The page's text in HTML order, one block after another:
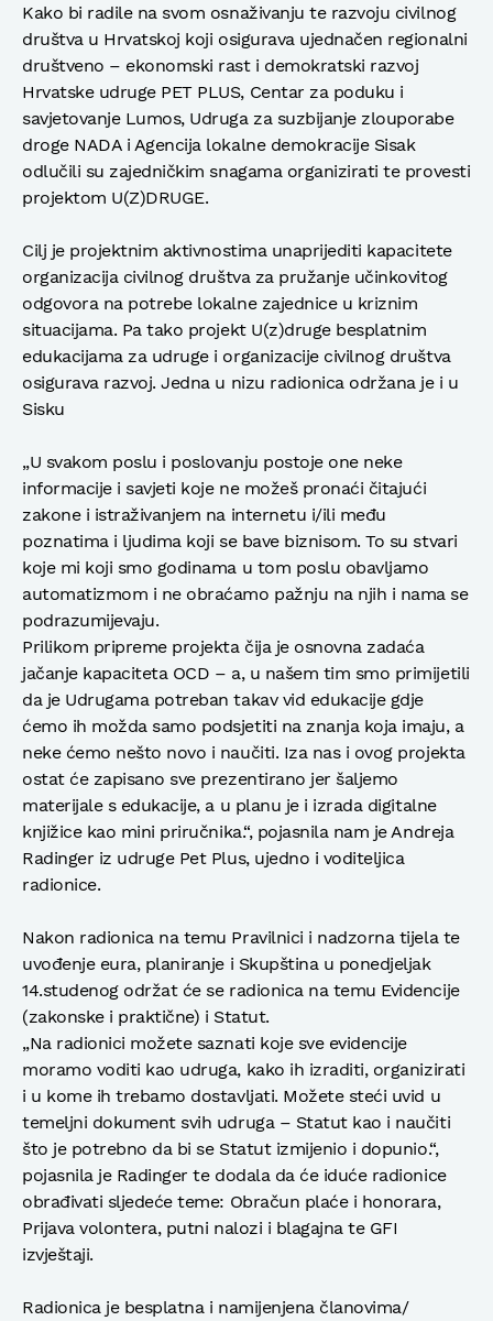
Kako bi radile na svom osnaživanju te razvoju civilnog
društva u Hrvatskoj koji osigurava ujednačen regionalni
društveno – ekonomski rast i demokratski razvoj
Hrvatske udruge PET PLUS, Centar za poduku i
savjetovanje Lumos, Udruga za suzbijanje zlouporabe
droge NADA i Agencija lokalne demokracije Sisak
odlučili su zajedničkim snagama organizirati te provesti
projektom U(Z)DRUGE.
Cilj je projektnim aktivnostima unaprijediti kapacitete
organizacija civilnog društva za pružanje učinkovitog
odgovora na potrebe lokalne zajednice u kriznim
situacijama. Pa tako projekt U(z)druge besplatnim
edukacijama za udruge i organizacije civilnog društva
osigurava razvoj. Jedna u nizu radionica održana je i u
Sisku
„U svakom poslu i poslovanju postoje one neke
informacije i savjeti koje ne možeš pronaći čitajući
zakone i istraživanjem na internetu i/ili među
poznatima i ljudima koji se bave biznisom. To su stvari
koje mi koji smo godinama u tom poslu obavljamo
automatizmom i ne obraćamo pažnju na njih i nama se
podrazumijevaju.
Prilikom pripreme projekta čija je osnovna zadaća
jačanje kapaciteta OCD – a, u našem tim smo primijetili
da je Udrugama potreban takav vid edukacije gdje
ćemo ih možda samo podsjetiti na znanja koja imaju, a
neke ćemo nešto novo i naučiti. Iza nas i ovog projekta
ostat će zapisano sve prezentirano jer šaljemo
materijale s edukacije, a u planu je i izrada digitalne
knjižice kao mini priručnika.“, pojasnila nam je Andreja
Radinger iz udruge Pet Plus, ujedno i voditeljica
radionice.
Nakon radionica na temu Pravilnici i nadzorna tijela te
uvođenje eura, planiranje i Skupština u ponedjeljak
14.studenog održat će se radionica na temu Evidencije
(zakonske i praktične) i Statut.
„Na radionici možete saznati koje sve evidencije
moramo voditi kao udruga, kako ih izraditi, organizirati
i u kome ih trebamo dostavljati. Možete steći uvid u
temeljni dokument svih udruga – Statut kao i naučiti
što je potrebno da bi se Statut izmijenio i dopunio.“,
pojasnila je Radinger te dodala da će iduće radionice
obrađivati sljedeće teme: Obračun plaće i honorara,
Prijava volontera, putni nalozi i blagajna te GFI
izvještaji.
Radionica je besplatna i namijenjena članovima/